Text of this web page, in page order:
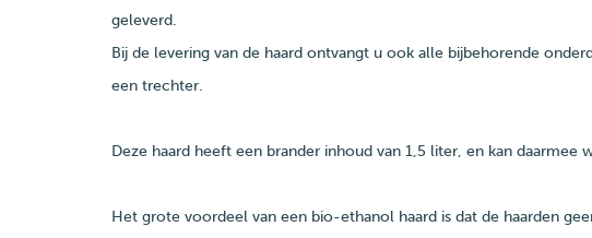
geleverd.
Bij de levering van de haard ontvangt u ook alle bijbehorende
een trechter.
Deze haard heeft een brander inhoud van 1,5 liter, en kan daarmee
Het grote voordeel van een bio-ethanol haard is dat de haarden